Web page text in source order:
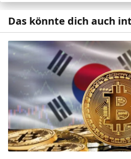
Das könnte dich auch